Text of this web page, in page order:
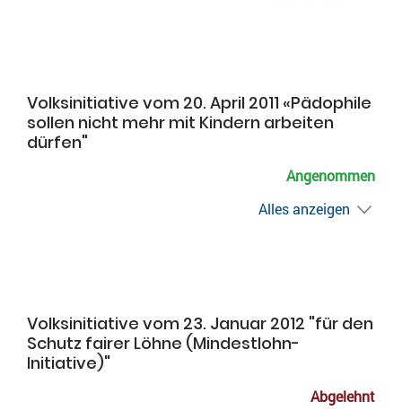
Volksinitiative vom 20. April 2011 «Pädophile
sollen nicht mehr mit Kindern arbeiten
dürfen"
Angenommen
Alles anzeigen
Volksinitiative vom 23. Januar 2012 "für den
Schutz fairer Löhne (Mindestlohn-
Initiative)"
Abgelehnt